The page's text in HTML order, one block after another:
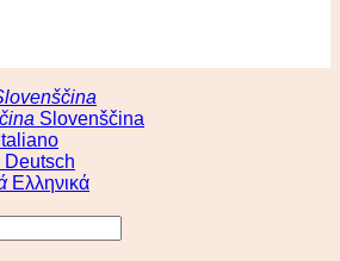
Slovenščina
Italiano
Deutsch
Ελληνικά